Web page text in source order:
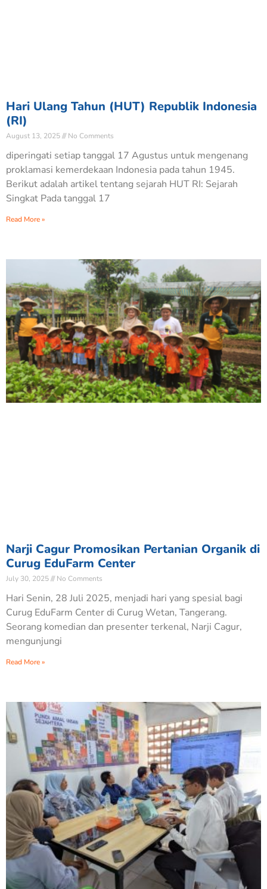
Hari Ulang Tahun (HUT) Republik Indonesia
(RI)
August 13, 2025 No Comments
diperingati setiap tanggal 17 Agustus untuk mengenang
proklamasi kemerdekaan Indonesia pada tahun 1945.
Berikut adalah artikel tentang sejarah HUT RI: Sejarah
Singkat Pada tanggal 17
Read More »
Narji Cagur Promosikan Pertanian Organik di
Curug EduFarm Center
July 30, 2025 No Comments
Hari Senin, 28 Juli 2025, menjadi hari yang spesial bagi
Curug EduFarm Center di Curug Wetan, Tangerang.
Seorang komedian dan presenter terkenal, Narji Cagur,
mengunjungi
Read More »